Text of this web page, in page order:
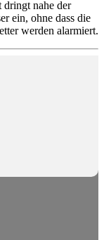
nahe der
ein, ohne dass die
werden alarmiert.